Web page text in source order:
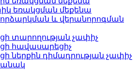
եռակցման մեքենա
և վերանորոգման
տարողության չափիչ
հավասարեցիչ
ներքին դիմադրության չափիչ